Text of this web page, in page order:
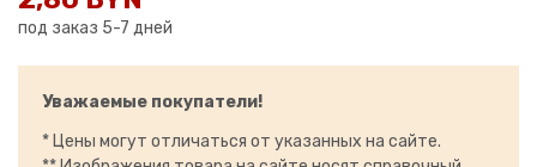
под заказ 5-7 дней
Уважаемые покупатели!
* Цены могут отличаться от указанных на сайте.